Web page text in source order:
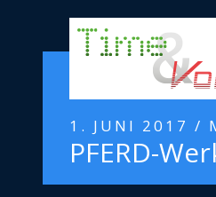
1. JUNI 2017 /
PFERD-